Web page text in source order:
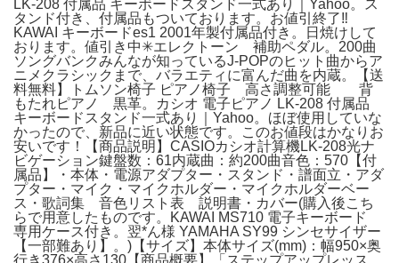
LK-208 付属品 キーボードスタンド一式あり｜Yahoo。ス
タンド付き、付属品もついております。お値引終了‼️
KAWAI キーボードes1 2001年製付属品付き。日焼けして
おります。値引き中✳︎エレクトーン 補助ペダル。200曲
ソングバンクみんなが知っているJ-POPのヒット曲からア
ニメクラシックまで、バラエティに富んだ曲を内蔵。【送
料無料】トムソン椅子 ピアノ椅子 高さ調整可能 背
もたれピアノ 黒革。カシオ 電子ピアノ LK-208 付属品
キーボードスタンド一式あり｜Yahoo。ほぼ使用していな
かったので、新品に近い状態です。このお値段はかなりお
安いです！【商品説明】CASIOカシオ計算機LK-208光ナ
ビゲーション鍵盤数：61内蔵曲：約200曲音色：570【付
属品】・本体・電源アダプター・スタンド・譜面立・アダ
プター・マイク・マイクホルダー・マイクホルダーベー
ス・歌詞集 音色リスト表 説明書・カバー(購入後こち
らで用意したものです。KAWAI MS710 電子キーボード
専用ケース付き。翌*ん様 YAMAHA SY99 シンセサイザー
【一部難あり】。)【サイズ】本体サイズ(mm)：幅950×奥
行き376×高さ130【商品概要】「ステップアップレッス